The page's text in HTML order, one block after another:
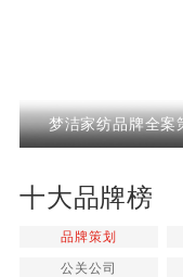
梦洁家纺品牌全案
十大品牌榜
品牌策划
公关公司